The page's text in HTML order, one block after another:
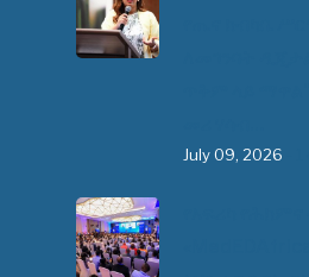
July 09, 2026